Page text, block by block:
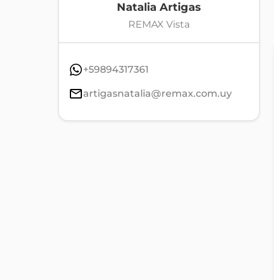
Natalia Artigas
REMAX Vista
+59894317361
artigasnatalia@remax.com.uy